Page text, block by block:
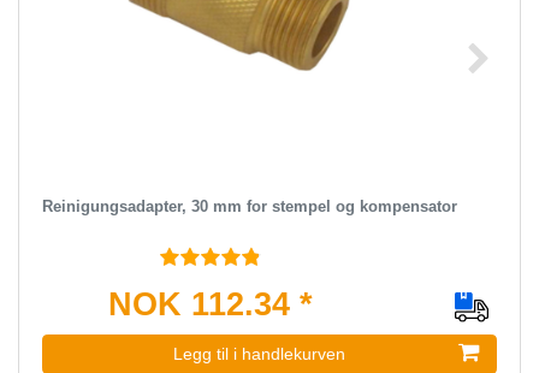
Reinigungsadapter, 30 mm for stempel og kompensator
NOK 112.34 *
Legg til i handlekurven